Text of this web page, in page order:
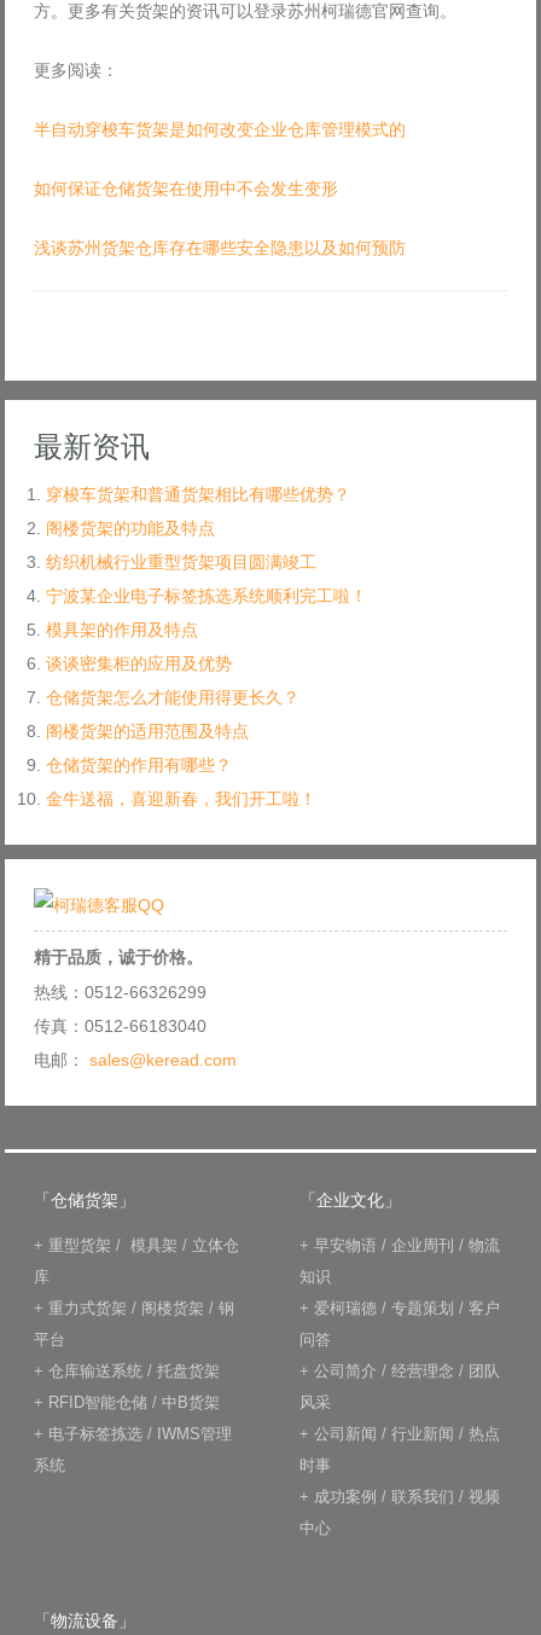
方。更多有关货架的资讯可以登录苏州柯瑞德官网查询。
更多阅读：
半自动穿梭车货架是如何改变企业仓库管理模式的
如何保证仓储货架在使用中不会发生变形
浅谈苏州货架仓库存在哪些安全隐患以及如何预防
最新资讯
穿梭车货架和普通货架相比有哪些优势？
阁楼货架的功能及特点
纺织机械行业重型货架项目圆满竣工
宁波某企业电子标签拣选系统顺利完工啦！
模具架的作用及特点
谈谈密集柜的应用及优势
仓储货架怎么才能使用得更长久？
阁楼货架的适用范围及特点
仓储货架的作用有哪些？
金牛送福，喜迎新春，我们开工啦！
精于品质，诚于价格。
热线：0512-66326299
传真：0512-66183040
电邮： sales@keread.com
「仓储货架」
+ 重型货架 / 模具架 / 立体仓
库
+ 重力式货架 / 阁楼货架 / 钢
平台
+ 仓库输送系统 / 托盘货架
+ RFID智能仓储 / 中B货架
+ 电子标签拣选 / IWMS管理
系统
「企业文化」
+ 早安物语 / 企业周刊 / 物流
知识
+ 爱柯瑞德 / 专题策划 / 客户
问答
+ 公司简介 / 经营理念 / 团队
风采
+ 公司新闻 / 行业新闻 / 热点
时事
+ 成功案例 / 联系我们 / 视频
中心
「物流设备」